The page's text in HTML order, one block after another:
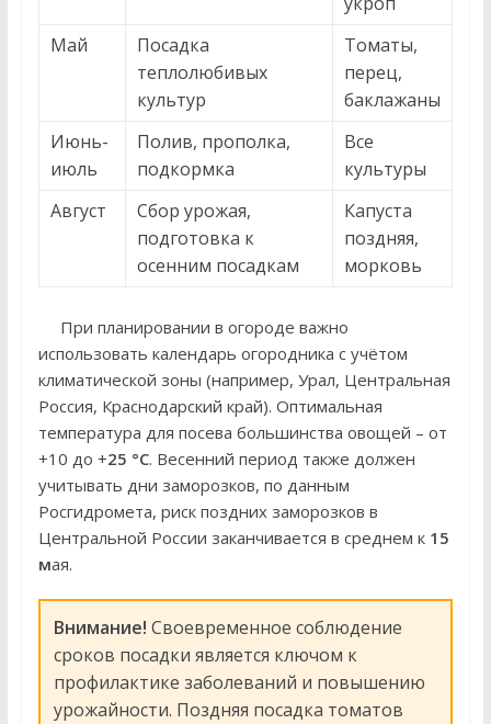
Май
Посадка
теплолюбивых
культур
Томаты,
перец,
баклажаны
Июнь-
июль
Полив, прополка,
подкормка
Все
культуры
Август
Сбор урожая,
подготовка к
осенним посадкам
Капуста
поздняя,
морковь
При планировании в огороде важно
использовать календарь огородника с учётом
климатической зоны (например, Урал, Центральная
Россия, Краснодарский край). Оптимальная
температура для посева большинства овощей – от
+10 до +25 °C. Весенний период также должен
учитывать дни заморозков, по данным
Росгидромета, риск поздних заморозков в
Центральной России заканчивается в среднем к 15
мая.
Внимание! Своевременное соблюдение
сроков посадки является ключом к
профилактике заболеваний и повышению
урожайности. Поздняя посадка томатов